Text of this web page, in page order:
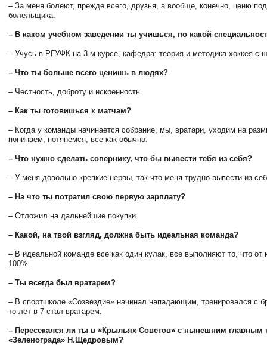
– За меня болеют, прежде всего, друзья, а вообще, конечно, ценю
болельщика.
– В каком учебном заведении ты учишься, по какой
– Учусь в РГУФК на 3-м курсе, кафедра: теория и методика хоккея с
– Что ты больше всего ценишь в людях?
– Честность, доброту и искренность.
– Как ты готовишься к матчам?
– Когда у команды начинается собрание, мы, вратари, уходим на
попинаем, потянемся, все как обычно.
– Что нужно сделать сопернику, что бы вывести тебя из себя?
– У меня довольно крепкие нервы, так что меня трудно вывести из
– На что ты потратил свою первую зарплату?
– Отложил на дальнейшие покупки.
– Какой, на твой взгляд, должна быть идеальная команда?
– В идеальной команде все как один кулак, все выполняют то, что от
100%.
– Ты всегда был вратарем?
– В спортшколе «Созвездие» начинал нападающим, тренировался с
то лет в 7 стал вратарем.
– Пересекался ли ты в «Крыльях Советов» с нынешним главным
«Зеленограда» Н.Щедровым?